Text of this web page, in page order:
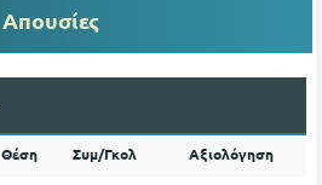
Απουσίες
Θέση Συμ/Γκολ Αξιολόγηση